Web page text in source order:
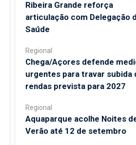
Ribeira Grande reforça
articulação com Delegação
Saúde
Regional
Chega/Açores defende
urgentes para travar subida
rendas prevista para 2027
Regional
Aquaparque acolhe Noites
Verão até 12 de setembro